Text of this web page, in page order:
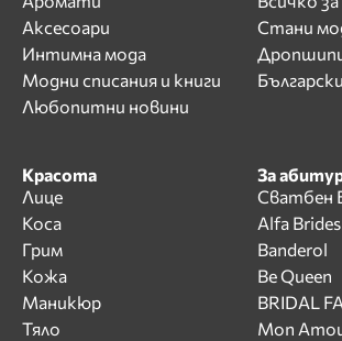
Аксесоари
Интимна мода
Модни списания и книги
Любопитни новини
Стани
Красота
Лице
Коса
Грим
Кожа
Маникюр
Тяло
За
Сватбен
Alfa Brides
Banderol
Be Queen
BRIDAL
Mon